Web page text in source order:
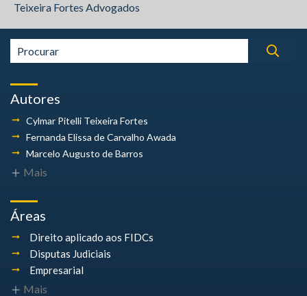
Teixeira Fortes Advogados
Autores
Cylmar Pitelli Teixeira Fortes
Fernanda Elissa de Carvalho Awada
Marcelo Augusto de Barros
Mais
Áreas
Direito aplicado aos FIDCs
Disputas Judiciais
Empresarial
Mais